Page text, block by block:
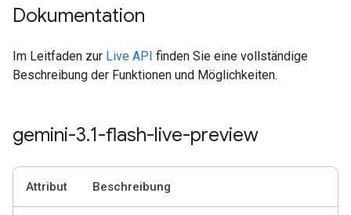
Dokumentation
Im Leitfaden zur Live API finden Sie eine vollständige
Beschreibung der Funktionen und Möglichkeiten.
gemini-3.1-flash-live-preview
Attribut Beschreibung